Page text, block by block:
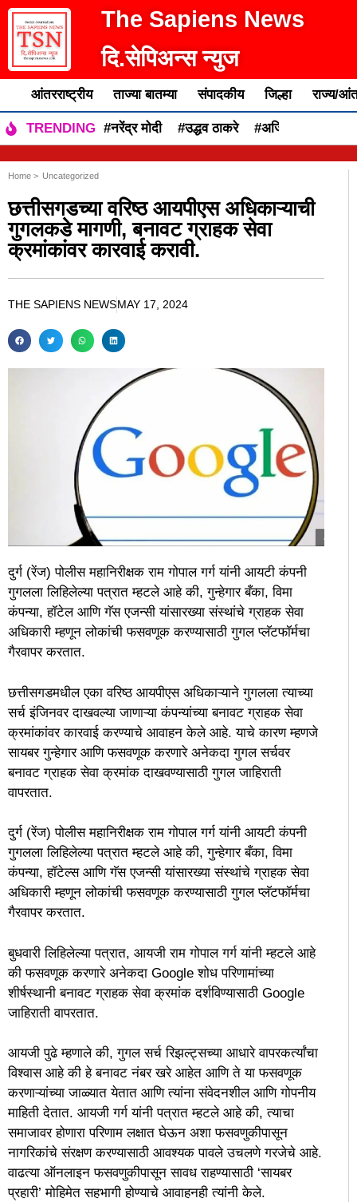
The Sapiens News
दि.सेपिअन्स न्युज
आंतरराष्ट्रीय ताज्या बातम्या संपादकीय जिल्हा राज्य/
TRENDING #नरेंद्र मोदी #उद्धव ठाकरे #अजित पवार
Home > Uncategorized
छत्तीसगडच्या वरिष्ठ आयपीएस अधिकाऱ्याची
गुगलकडे मागणी, बनावट ग्राहक सेवा
क्रमांकांवर कारवाई करावी.
THE SAPIENS NEWSMAY 17, 2024
दुर्ग (रेंज) पोलीस महानिरीक्षक राम गोपाल गर्ग यांनी आयटी कंपनी
गुगलला लिहिलेल्या पत्रात म्हटले आहे की, गुन्हेगार बँका, विमा
कंपन्या, हॉटेल आणि गॅस एजन्सी यांसारख्या संस्थांचे ग्राहक सेवा
अधिकारी म्हणून लोकांची फसवणूक करण्यासाठी गुगल प्लॅटफॉर्मचा
गैरवापर करतात.
छत्तीसगडमधील एका वरिष्ठ आयपीएस अधिकाऱ्याने गुगलला त्याच्या
सर्च इंजिनवर दाखवल्या जाणाऱ्या कंपन्यांच्या बनावट ग्राहक सेवा
क्रमांकांवर कारवाई करण्याचे आवाहन केले आहे. याचे कारण म्हणजे
सायबर गुन्हेगार आणि फसवणूक करणारे अनेकदा गुगल सर्चवर
बनावट ग्राहक सेवा क्रमांक दाखवण्यासाठी गुगल जाहिराती
वापरतात.
दुर्ग (रेंज) पोलीस महानिरीक्षक राम गोपाल गर्ग यांनी आयटी कंपनी
गुगलला लिहिलेल्या पत्रात म्हटले आहे की, गुन्हेगार बँका, विमा
कंपन्या, हॉटेल्स आणि गॅस एजन्सी यांसारख्या संस्थांचे ग्राहक सेवा
अधिकारी म्हणून लोकांची फसवणूक करण्यासाठी गुगल प्लॅटफॉर्मचा
गैरवापर करतात.
बुधवारी लिहिलेल्या पत्रात, आयजी राम गोपाल गर्ग यांनी म्हटले आहे
की फसवणूक करणारे अनेकदा Google शोध परिणामांच्या
शीर्षस्थानी बनावट ग्राहक सेवा क्रमांक दर्शविण्यासाठी Google
जाहिराती वापरतात.
आयजी पुढे म्हणाले की, गुगल सर्च रिझल्ट्सच्या आधारे वापरकर्त्यांचा
विश्वास आहे की हे बनावट नंबर खरे आहेत आणि ते या फसवणूक
करणाऱ्यांच्या जाळ्यात येतात आणि त्यांना संवेदनशील आणि गोपनीय
माहिती देतात. आयजी गर्ग यांनी पत्रात म्हटले आहे की, त्याचा
समाजावर होणारा परिणाम लक्षात घेऊन अशा फसवणुकीपासून
नागरिकांचे संरक्षण करण्यासाठी आवश्यक पावले उचलणे गरजेचे आहे.
वाढत्या ऑनलाइन फसवणुकीपासून सावध राहण्यासाठी ‘सायबर
प्रहारी’ मोहिमेत सहभागी होण्याचे आवाहनही त्यांनी केले.